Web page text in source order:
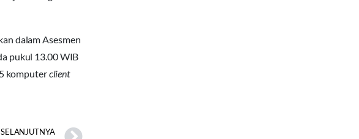
dalam Asesmen
pukul 13.00 WIB
komputerclient
SELANJUTNYA